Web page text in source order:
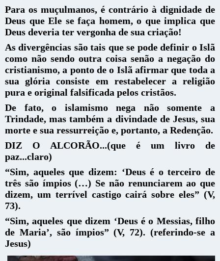
Para os muçulmanos, é contrário à dignidade de
Deus que Ele se faça homem, o que implica que
Deus deveria ter vergonha de sua criação!
As divergências são tais que se pode definir o Islã
como não sendo outra coisa senão a negação do
cristianismo, a ponto de o Islã afirmar que toda a
sua glória consiste em restabelecer a religião
pura e original falsificada pelos cristãos.
De fato, o islamismo nega não somente a
Trindade, mas também a divindade de Jesus, sua
morte e sua ressurreição e, portanto, a Redenção.
DIZ O ALCORÃO...(que é um livro de
paz...claro)
“Sim, aqueles que dizem: ‘Deus é o terceiro de
três são ímpios (…) Se não renunciarem ao que
dizem, um terrível castigo cairá sobre eles” (V,
73).
“Sim, aqueles que dizem ‘Deus é o Messias, filho
de Maria’, são ímpios” (V, 72). (referindo-se a
Jesus)